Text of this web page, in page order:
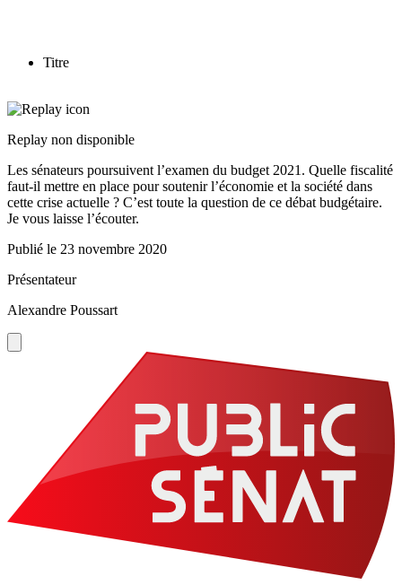
Titre
Replay non disponible
Les sénateurs poursuivent l’examen du budget 2021. Quelle fiscalité
faut-il mettre en place pour soutenir l’économie et la société dans
cette crise actuelle ? C’est toute la question de ce débat budgétaire.
Je vous laisse l’écouter.
Publié le 23 novembre 2020
Présentateur
Alexandre Poussart